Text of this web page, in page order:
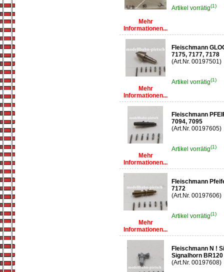
Mehr
Informationen...
Artikel vorrätig(1)
Mehr
Informationen...
Fleischmann
7175, 7177, 7178
(Art.Nr. 00197501)
Artikel vorrätig(1)
Mehr
Informationen...
Fleischmann
7094, 7095
(Art.Nr. 00197605)
Artikel vorrätig(1)
Mehr
Informationen...
Fleischmann
7172
(Art.Nr. 00197606)
Artikel vorrätig(1)
Fleischmann N !
Signalhorn BR120
(Art.Nr. 00197608)